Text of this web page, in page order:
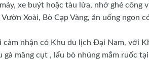
xe buýt hoặc tàu lửa, nhớ ghé công
Xoài, Bò Cạp Vàng, ăn uống ngon
nhận có Khu du lịch Đại Nam, với
gà măng cụt , lẩu bò nhúng mắm ruốc